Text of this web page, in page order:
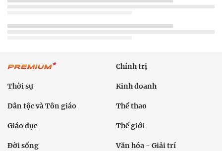
Chính trị
Thời sự Kinh doanh
Dân tộc và Tôn giáo Thể thao
Giáo dục Thế giới
Đời sống Văn hóa - Giải trí